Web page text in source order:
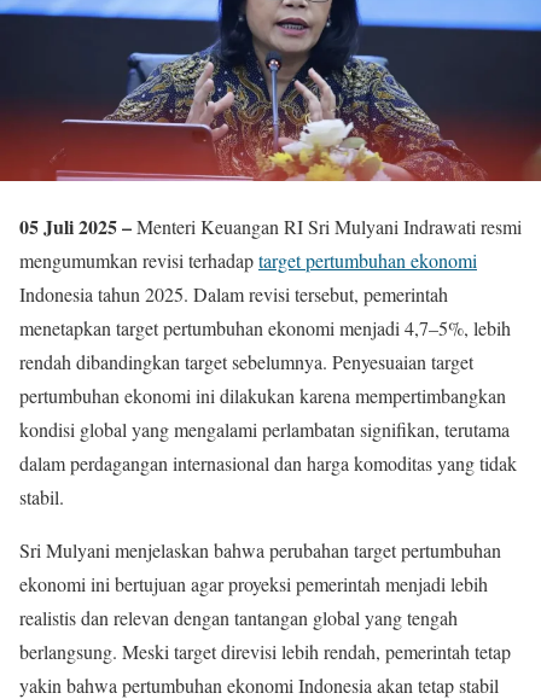
05 Juli 2025 –Menteri Keuangan RI Sri Mulyani Indrawati resmi
mengumumkan revisi terhadaptarget pertumbuhan ekonomi
Indonesia tahun 2025. Dalam revisi tersebut, pemerintah
menetapkan target pertumbuhan ekonomi menjadi 4,7–5%, lebih
rendah dibandingkan target sebelumnya. Penyesuaian target
pertumbuhan ekonomi ini dilakukan karena mempertimbangkan
kondisi global yang mengalami perlambatan signifikan, terutama
dalam perdagangan internasional dan harga komoditas yang tidak
stabil.
Sri Mulyani menjelaskan bahwa perubahan target pertumbuhan
ekonomi ini bertujuan agar proyeksi pemerintah menjadi lebih
realistis dan relevan dengan tantangan global yang tengah
berlangsung. Meski target direvisi lebih rendah, pemerintah tetap
yakin bahwa pertumbuhan ekonomi Indonesia akan tetap stabil